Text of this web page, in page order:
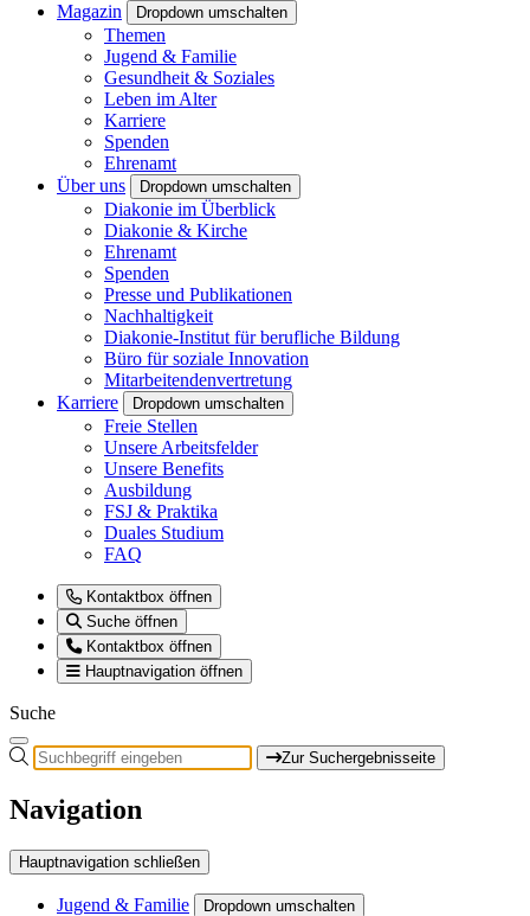
Magazin
Dropdown umschalten
Themen
Jugend & Familie
Gesundheit & Soziales
Leben im Alter
Karriere
Spenden
Ehrenamt
Über uns
Dropdown umschalten
Diakonie im Überblick
Diakonie & Kirche
Ehrenamt
Spenden
Presse und Publikationen
Nachhaltigkeit
Diakonie-Institut für berufliche Bildung
Büro für soziale Innovation
Mitarbeitendenvertretung
Karriere
Dropdown umschalten
Freie Stellen
Unsere Arbeitsfelder
Unsere Benefits
Ausbildung
FSJ & Praktika
Duales Studium
FAQ
Kontaktbox öffnen
Suche öffnen
Kontaktbox öffnen
Hauptnavigation öffnen
Suche
Zur Suchergebnisseite
Navigation
Hauptnavigation schließen
Jugend & Familie Dropdown umschalten